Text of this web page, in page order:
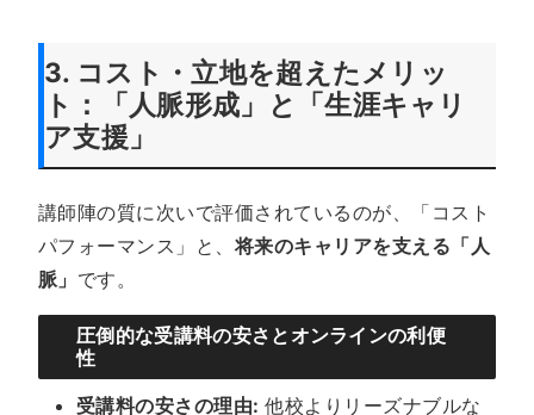
3. コスト・立地を超えたメリッ
ト：「人脈形成」と「生涯キャリ
ア支援」
講師陣の質に次いで評価されているのが、「コスト
パフォーマンス」と、将来のキャリアを支える「人
脈」 です。
圧倒的な受講料の安さとオンラインの利便
性
受講料の安さの理由: 他校よりリーズナブルな